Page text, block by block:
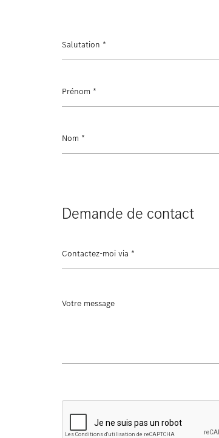
Salutation *
Prénom *
Nom *
Demande de contact
Contactez-moi via *
Votre message